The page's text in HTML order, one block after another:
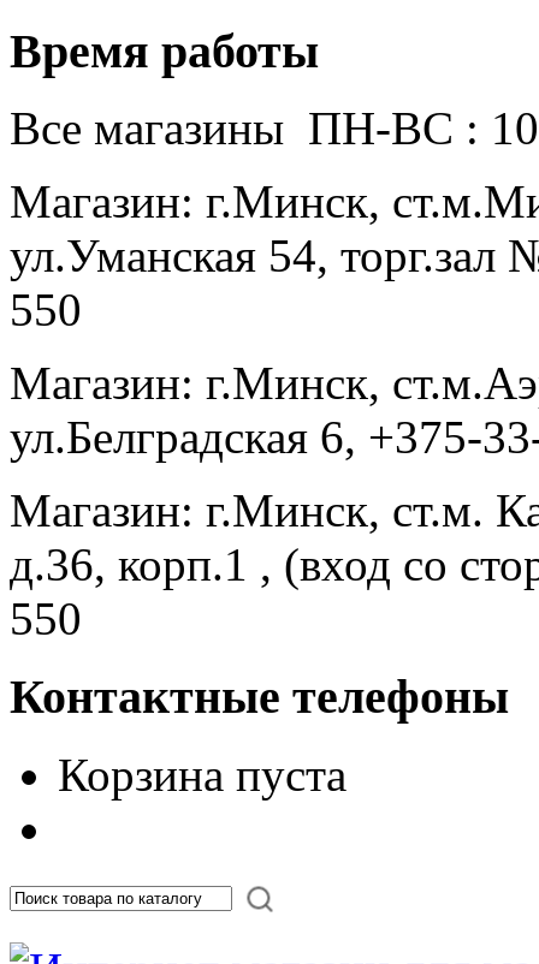
Время работы
Все магазины ПН-ВС :
Магазин: г.Минск,
ул.Уманская 54,
550
Магазин: г.Минск,
ул.Белградская 6, +375-
Магазин: г.Минск, ст.м.
д.36, корп.1 , (вход со
550
Контактные телефоны
Корзина пуста